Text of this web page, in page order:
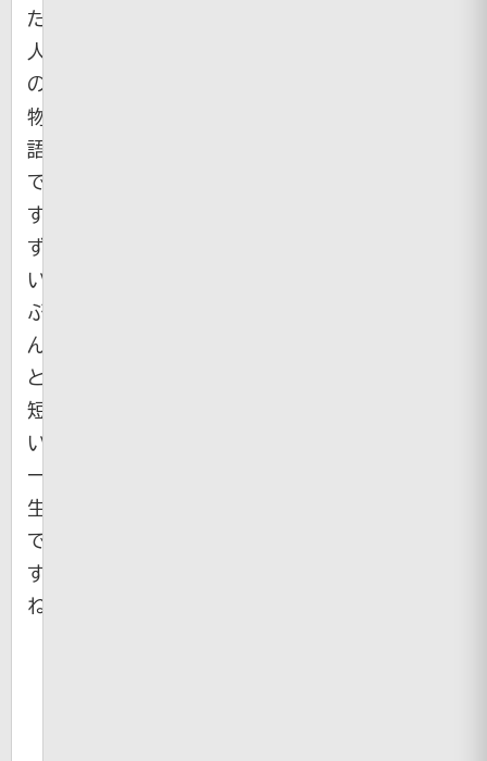
た
人
の
物
語
で
す。
ず
い
ぶ
ん
と
短
い
一
生
で
す
ね・・・